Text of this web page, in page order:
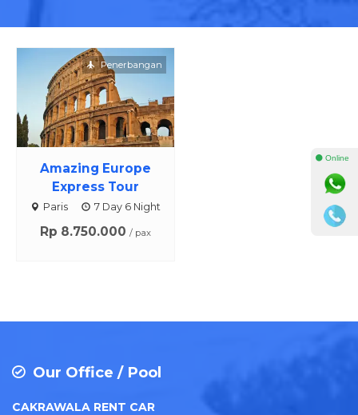
Amazing Europe
Express Tour
Paris 7 Day 6 Night
Rp 8.750.000 / pax
Penerbangan
Our Office / Pool
CAKRAWALA RENT CAR
⚫ Online